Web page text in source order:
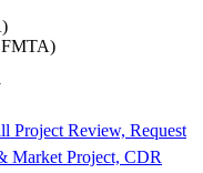
Project Review, Request
Market Project, CDR